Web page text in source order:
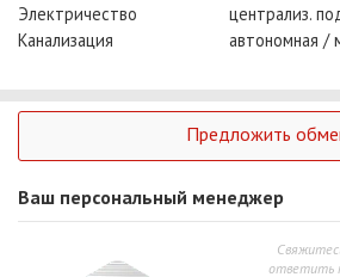
Электричество
централиз.
Канализация
автономная /
Предложить
Ваш персональный менеджер
ответить